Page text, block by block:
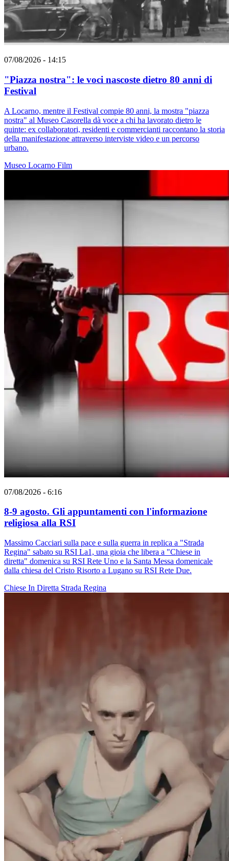
07/08/2026 - 14:15
"Piazza nostra": le voci nascoste dietro 80 anni di
Festival
A Locarno, mentre il Festival compie 80 anni, la mostra "piazza
nostra" al Museo Casorella dà voce a chi ha lavorato dietro le
quinte: ex collaboratori, residenti e commercianti raccontano la storia
della manifestazione attraverso interviste video e un percorso
urbano.
Museo Locarno Film
07/08/2026 - 6:16
8-9 agosto. Gli appuntamenti con l'informazione
religiosa alla RSI
Massimo Cacciari sulla pace e sulla guerra in replica a "Strada
Regina" sabato su RSI La1, una gioia che libera a "Chiese in
diretta" domenica su RSI Rete Uno e la Santa Messa domenicale
dalla chiesa del Cristo Risorto a Lugano su RSI Rete Due.
Chiese In Diretta Strada Regina